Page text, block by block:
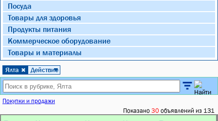
Посуда
Товары для здоровья
Продукты питания
Коммерческое оборудование
Товары и материалы
Ялта ✖ Действие
▼
Покупки и продажи
Показано 30 объявлений из 131